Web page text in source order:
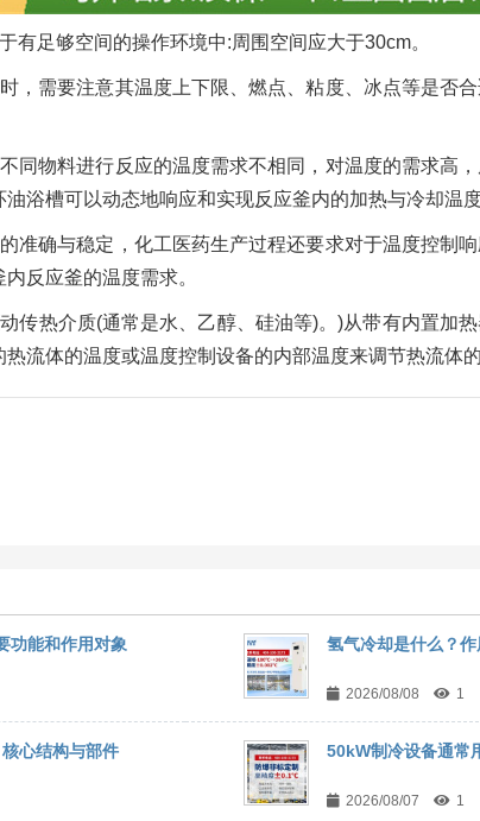
有足够空间的操作环境中:周围空间应大于30cm。
，需要注意其温度上下限、燃点、粘度、冰点等是否
同物料进行反应的温度需求不相同，对温度的需求高，
浴槽可以动态地响应和实现反应釜内的加热与冷却温度
准确与稳定，化工医药生产过程还要求对于温度控制
反应釜的温度需求。
传热介质(通常是水、乙醇、硅油等)。)从带有内置加
流体的温度或温度控制设备的内部温度来调节热流体的
功能和作用对象
氢气冷却是什么？
2026/08/08 1
心结构与部件
50kW制冷设备通常
2026/08/07 1